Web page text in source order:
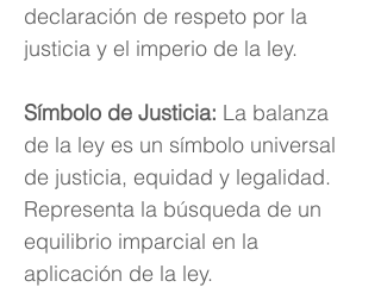
declaración de respeto por la
justicia y el imperio de la ley.
Símbolo de Justicia: La balanza
de la ley es un símbolo universal
de justicia, equidad y legalidad.
Representa la búsqueda de un
equilibrio imparcial en la
aplicación de la ley.